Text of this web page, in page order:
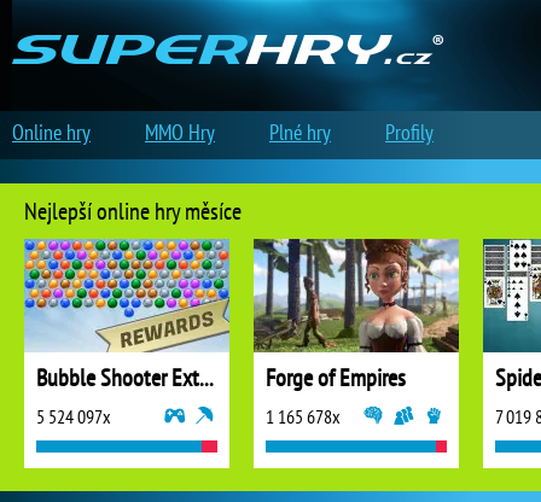
Nejlepší online hry měsíce
Bubble Shooter Extreme
5 524 097x
Forge of Empires
1 165 678x 7 019
Online hry MMO Hry Plné hry Profily